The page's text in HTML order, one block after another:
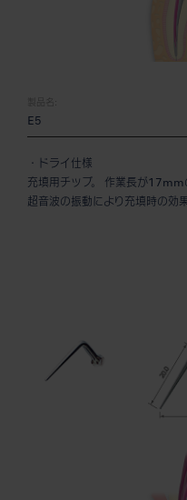
製品名:
E5
・ドライ仕様
充填用チップ。 作業長が17mm
超音波の振動により充填時の効